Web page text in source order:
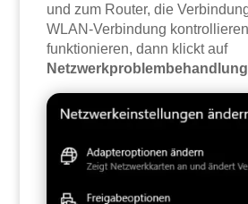
und zum Router, die
WLAN-Verbindung
funktionieren, dann klickt auf
Netzwerkproblembehandlung